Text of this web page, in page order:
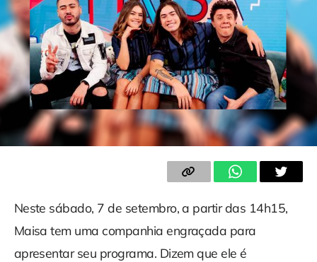
Neste sábado, 7 de setembro, a partir das 14h15,
Maisa tem uma companhia engraçada para
apresentar seu programa. Dizem que ele é